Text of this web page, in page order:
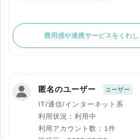
費用感や連携サービスをくわし
匿名のユーザー ユーザー
IT/通信/インターネット系
利用状況：利用中
利用アカウント数：1件